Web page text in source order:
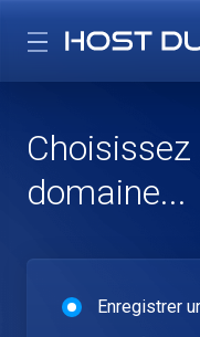
domaine...
Enregistrer